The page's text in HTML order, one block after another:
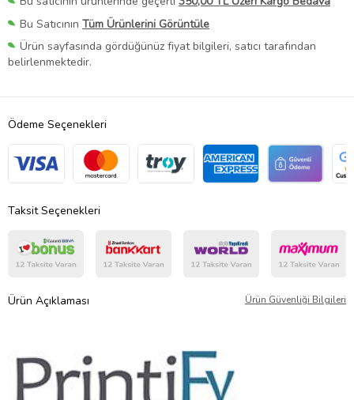
Bu Satıcının Tüm Ürünlerini Görüntüle
Ürün sayfasında gördüğünüz fiyat bilgileri, satıcı tarafından
belirlenmektedir.
Ödeme Seçenekleri
Taksit Seçenekleri
Ürün Açıklaması Ürün Güvenliği Bilgileri